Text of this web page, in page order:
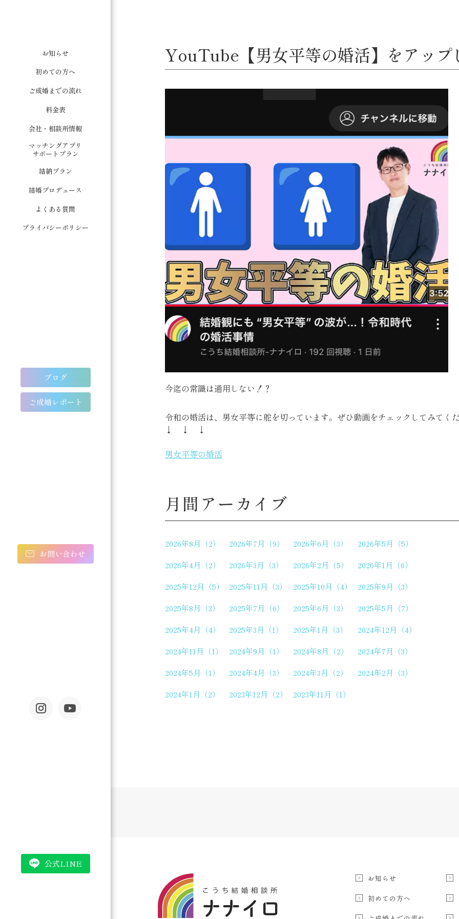
お知らせ
初めての方へ
ご成婚までの流れ
料金表
会社・相談所情報
マッチングアプリ
サポートプラン
結納プラン
結婚プロデュース
よくある質問
プライバシーポリシー
ブログ
ご成婚レポート
お問い合わせ
公式LINE
YouTube【男女平等の婚活】をアッ
今迄の常識は通用しない！？
令和の婚活は、男女平等に舵を切っています。ぜひ動画をチェックしてみてく
↓ ↓ ↓
男女平等の婚活
月間アーカイブ
2026年8月（2） 2026年7月（9） 2026年6月（3）
2026年5月（5）
2026年4月（2）
2026年3月（3） 2026年2月（5）
2026年1月（6）
2025年12月（5）
2025年11月（3） 2025年10月（4）
2025年9月（3）
2025年8月（3）
2025年7月（6） 2025年6月（3）
2025年5月（7）
2025年4月（4）
2025年3月（1） 2025年1月（3）
2024年12月（4）
2024年11月（1）
2024年9月（1） 2024年8月（2）
2024年7月（3）
2024年5月（1）
2024年4月（3） 2024年3月（2）
2024年2月（3）
2024年1月（2）
2023年12月（2） 2023年11月（1）
お知らせ
初めての方へ